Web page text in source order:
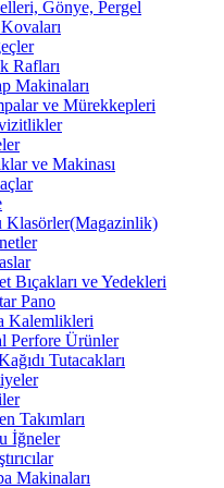
Gönye, Pergel
Rafları
Makinaları
ve Mürekkepleri
ve Makinası
Klasörler(Magazinlik)
Bıçakları ve Yedekleri
Pano
Kalemlikleri
Perfore Ürünler
Tutacakları
Takımları
İğneler
Makinaları